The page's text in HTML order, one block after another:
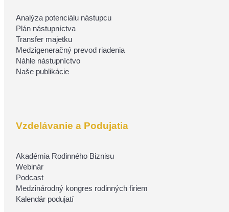
Analýza potenciálu nástupcu
Plán nástupníctva
Transfer majetku
Medzigeneračný prevod riadenia
Náhle nástupníctvo
Naše publikácie
Vzdelávanie a Podujatia
Akadémia Rodinného Biznisu
Webinár
Podcast
Medzinárodný kongres rodinných firiem
Kalendár podujatí